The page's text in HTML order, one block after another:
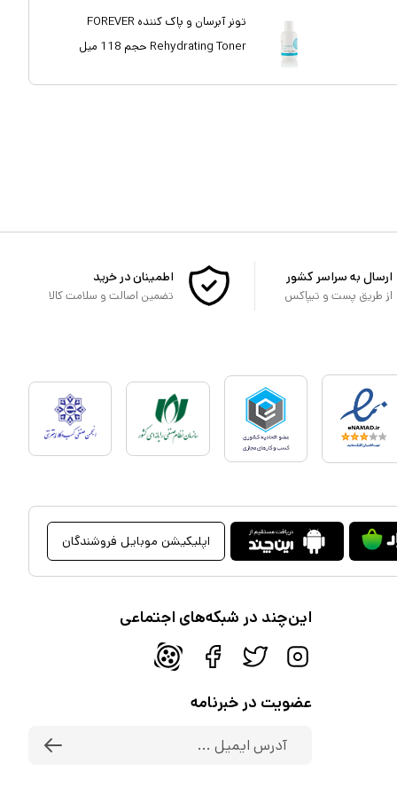
تونر آبرسان و پاک کننده FOREVER
Rehydrating Toner حجم 118 میل
ارسال به سراسر کشور
از طریق پست و تیپاکس
اطمینان در خرید
تضمین اصالت و سلامت کالا
اپلیکیشن موبایل فروشندگان
این‌چند در شبکه‌های اجتماعی
عضویت در خبرنامه